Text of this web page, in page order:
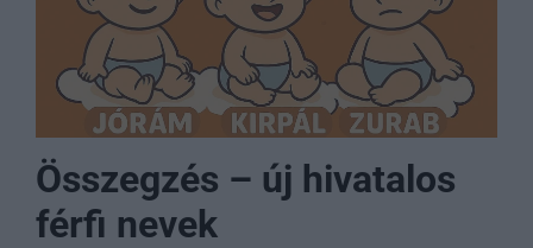
Összegzés – új hivatalos
férfi nevek